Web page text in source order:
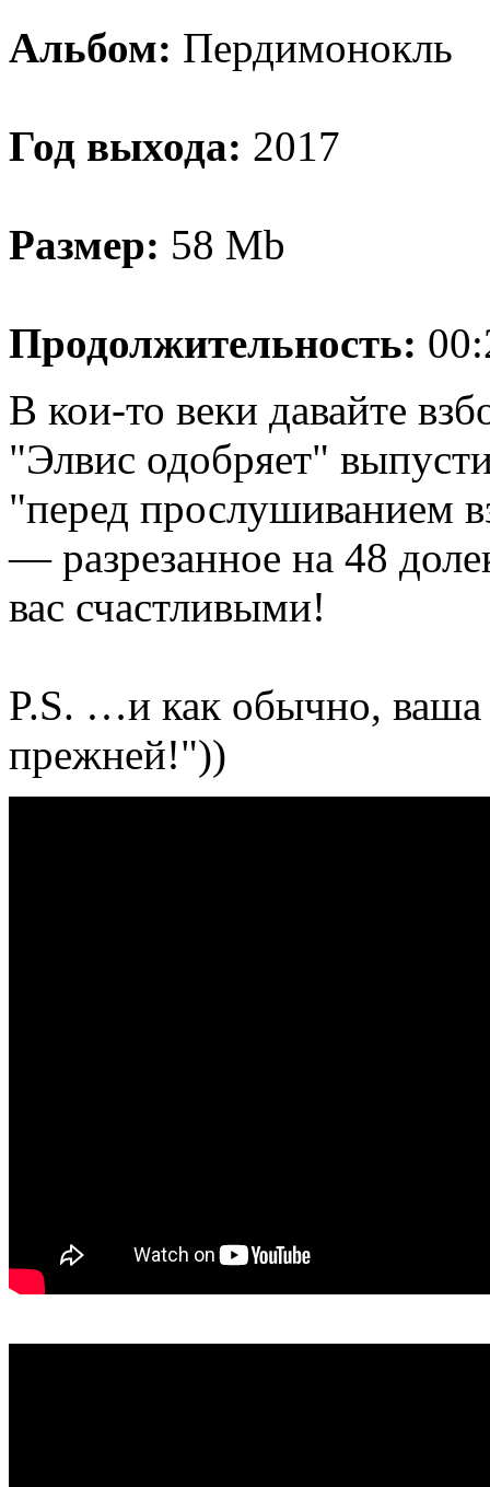
Альбом: Пердимонокль
Год выхода: 2017
Размер: 58 Mb
Продолжительность:
В кои-то веки давайте
"Элвис одобряет"
"перед прослушиванием
— разрезанное на 48
вас счастливыми!
P.S. …и как обычно, ваша
прежней!"))